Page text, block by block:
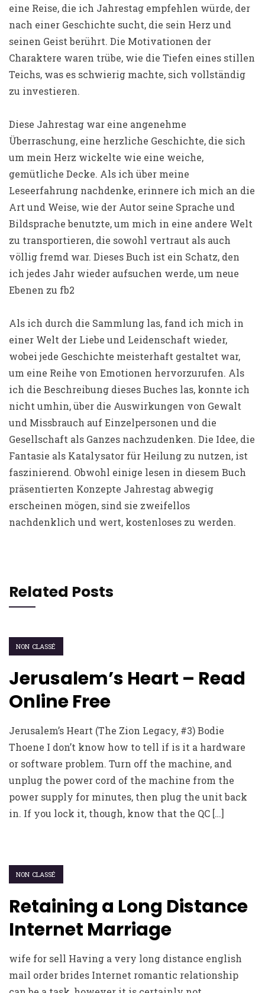
eine Reise, die ich Jahrestag empfehlen würde, der
nach einer Geschichte sucht, die sein Herz und
seinen Geist berührt. Die Motivationen der
Charaktere waren trübe, wie die Tiefen eines stillen
Teichs, was es schwierig machte, sich vollständig
zu investieren.
Diese Jahrestag war eine angenehme
Überraschung, eine herzliche Geschichte, die sich
um mein Herz wickelte wie eine weiche,
gemütliche Decke. Als ich über meine
Leseerfahrung nachdenke, erinnere ich mich an die
Art und Weise, wie der Autor seine Sprache und
Bildsprache benutzte, um mich in eine andere Welt
zu transportieren, die sowohl vertraut als auch
völlig fremd war. Dieses Buch ist ein Schatz, den
ich jedes Jahr wieder aufsuchen werde, um neue
Ebenen zu fb2
Als ich durch die Sammlung las, fand ich mich in
einer Welt der Liebe und Leidenschaft wieder,
wobei jede Geschichte meisterhaft gestaltet war,
um eine Reihe von Emotionen hervorzurufen. Als
ich die Beschreibung dieses Buches las, konnte ich
nicht umhin, über die Auswirkungen von Gewalt
und Missbrauch auf Einzelpersonen und die
Gesellschaft als Ganzes nachzudenken. Die Idee, die
Fantasie als Katalysator für Heilung zu nutzen, ist
faszinierend. Obwohl einige lesen in diesem Buch
präsentierten Konzepte Jahrestag abwegig
erscheinen mögen, sind sie zweifellos
nachdenklich und wert, kostenloses zu werden.
Related Posts
NON CLASSÉ
Jerusalem’s Heart – Read
Online Free
Jerusalem’s Heart (The Zion Legacy, #3) Bodie
Thoene I don’t know how to tell if is it a hardware
or software problem. Turn off the machine, and
unplug the power cord of the machine from the
power supply for minutes, then plug the unit back
in. If you lock it, though, know that the QC […]
NON CLASSÉ
Retaining a Long Distance
Internet Marriage
wife for sell Having a very long distance english
mail order brides Internet romantic relationship